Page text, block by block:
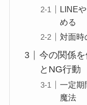
LINE
める
対面時
今の関係
とNG行動
一定期
魔法